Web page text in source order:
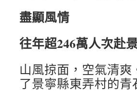
盡顯風情
往年超246萬人次赴
山風掠面，空氣清
了景寧縣東弄村的青